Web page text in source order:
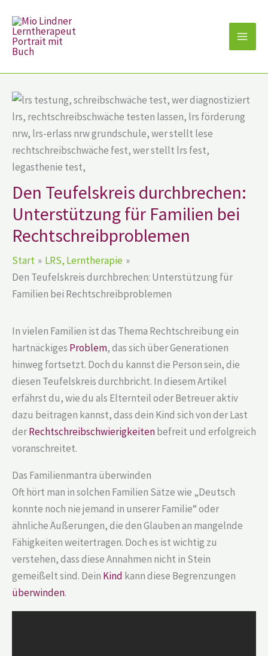
Inhalt
springen
Den Teufelskreis durchbrechen:
Unterstützung für Familien bei
Rechtschreibproblemen
Start
LRS, Lerntherapie
Den Teufelskreis durchbrechen: Unterstützung für
Familien bei Rechtschreibproblemen
In vielen Familien ist das Thema Rechtschreibung ein
hartnäckiges Problem, das sich über Generationen
hinweg fortsetzt. Doch du kannst die Person sein, die
diesen Teufelskreis durchbricht. In diesem Artikel
erfährst du, wie du als Elternteil oder Betreuer aktiv
dazu beitragen kannst, dass dein Kind sich von der Last
derRechtschreibschwierigkeitenbefreit und erfolgreich
voranschreitet.
Das Familienmantra überwinden
Oft hört man in solchen Familien Sätze wie „Deutsch
konnte noch nie jemand in unserer Familie“ oder
ähnliche Äußerungen, die den Glauben an mangelnde
Fähigkeiten weitertragen. Doch es ist wichtig zu
verstehen, dass diese Annahmen nicht in Stein
gemeißelt sind. Dein Kind kann diese Begrenzungen
überwinden.